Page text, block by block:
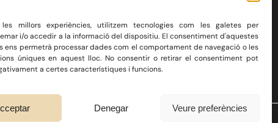
les millors experiències, utilitzem tecnologies com les galetes per
i/o accedir a la informació del dispositiu. El consentiment d'aquestes
ens permetrà processar dades com el comportament de navegació o les
úniques en aquest lloc. No consentir o retirar el consentiment pot
a certes característiques i funcions.
Denegar Veure preferències
BLOG CONTACTE